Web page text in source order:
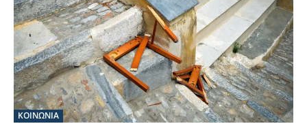
ΚΟΙΝΩΝΙΑ